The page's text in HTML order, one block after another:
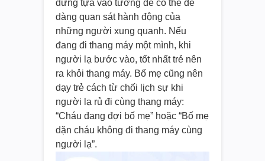
đứng tựa vào tường để có thể dễ
dàng quan sát hành động của
những người xung quanh. Nếu
đang đi thang máy một mình, khi
người lạ bước vào, tốt nhất trẻ nên
ra khỏi thang máy. Bố mẹ cũng nên
dạy trẻ cách từ chối lịch sự khi
người lạ rủ đi cùng thang máy:
“Cháu đang đợi bố mẹ” hoặc “Bố mẹ
dặn cháu không đi thang máy cùng
người lạ”.